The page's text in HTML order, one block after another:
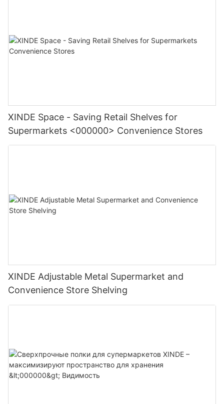
XINDE Space - Saving Retail Shelves for
Supermarkets <000000> Convenience Stores
XINDE Adjustable Metal Supermarket and
Convenience Store Shelving